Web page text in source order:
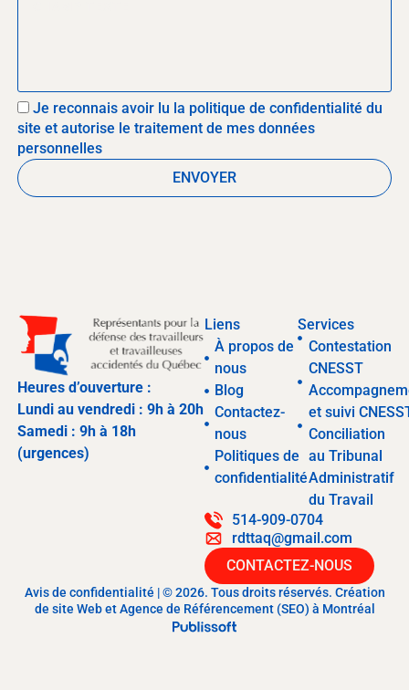
Je reconnais avoir lu la politique de confidentialité du
site et autorise le traitement de mes données
personnelles
Heures d’ouverture :
Lundi au vendredi : 9h à 20h
Samedi : 9h à 18h
(urgences)
Liens
À propos de
nous
Blog
Contactez-
nous
Politiques de
confidentialité
Services
Contestation
CNESST
et suivi
Conciliation
au Tribunal
Administratif
du Travail
514-909-0704
rdttaq@gmail.com
CONTACTEZ-NOUS
Avis de confidentialité | © 2026. Tous droits réservés. Création
de site Web et Agence de Référencement (SEO) à Montréal